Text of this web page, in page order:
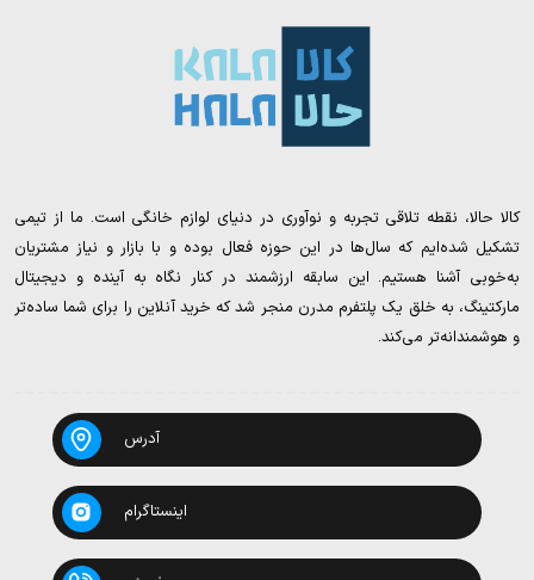
کالا حالا، نقطه تلاقی تجربه و نوآوری در دنیای لوازم خانگی است. ما از تیمی
تشکیل شده‌ایم که سال‌ها در این حوزه فعال بوده و با بازار و نیاز مشتریان
به‌خوبی آشنا هستیم. این سابقه ارزشمند در کنار نگاه به آینده و دیجیتال
مارکتینگ، به خلق یک پلتفرم مدرن منجر شد که خرید آنلاین را برای شما ساده‌تر
و هوشمندانه‌تر می‌کند.
آدرس
اینستاگرام